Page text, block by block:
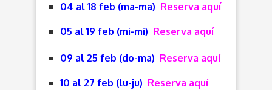
04 al 18 feb (ma-ma) Reserva aquí
05 al 19 feb (mi-mi) Reserva aquí
09 al 25 feb (do-ma) Reserva aquí
10 al 27 feb (lu-ju) Reserva aquí